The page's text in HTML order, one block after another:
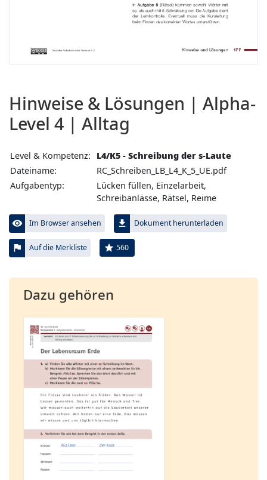
Hinweise & Lösungen | Alpha-
Level 4 | Alltag
Level & Kompetenz:
L4/K5 - Schreibung der s-Laute
Dateiname:
RC_Schreiben_LB_L4_K_5_UE.pdf
Aufgabentyp:
Lücken füllen, Einzelarbeit,
Schreibanlässe, Rätsel, Reime
visibility Im Browser ansehen file_download Dokument herunterladen
flag Auf die Merkliste star 560
Dazu gehören